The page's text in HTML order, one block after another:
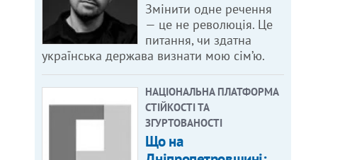
Змінити одне речення
— це не революція. Це
питання, чи здатна
українська держава визнати мою сім’ю.
НАЦІОНАЛЬНА ПЛАТФОРМА
СТІЙКОСТІ ТА
ЗГУРТОВАНОСТІ
Що на